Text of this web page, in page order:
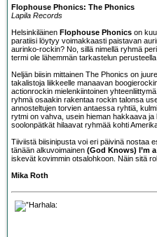
Flophouse Phonics: The Phonics
Lapila Records
Helsinkiläinen Flophouse Phonics on
paratiisi löytyy voimakkaasti paistavan
aurinko-rockin? No, sillä nimellä ryhmä
termi ole lähemmän tarkastelun perusteella
Neljän biisin mittainen The Phonics on
takalistoja liikkeelle manaavan
actionrockin mielenkiintoinen
ryhmä osaakin rakentaa rockin talonsa
annosteltujen torvien antaessa ryhtiä,
rytmi on vahva, usein hieman hakkaava
soolonpätkät hilaavat ryhmää kohti
Tiiviistä biisinipusta voi eri päivinä nostaa
tänään alkuvoimainen (God Knows) I’m
iskevät kovimmin otsalohkoon. Näin sitä
Mika Roth